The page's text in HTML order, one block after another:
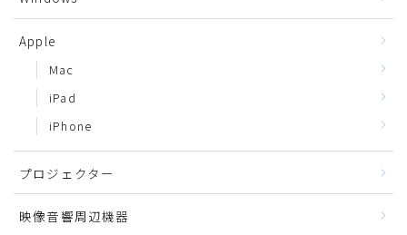
Apple
Mac
iPad
iPhone
プロジェクター
映像音響周辺機器